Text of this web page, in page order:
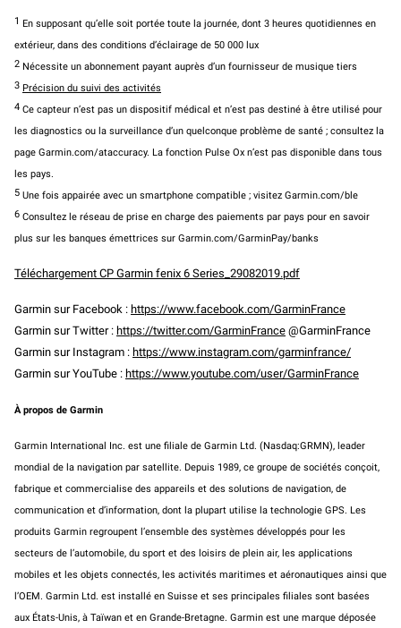
1 En supposant qu’elle soit portée toute la journée, dont 3 heures quotidiennes en
extérieur, dans des conditions d’éclairage de 50 000 lux
2 Nécessite un abonnement payant auprès d’un fournisseur de musique tiers
3 Précision du suivi des activités
4 Ce capteur n’est pas un dispositif médical et n’est pas destiné à être utilisé pour
les diagnostics ou la surveillance d’un quelconque problème de santé ; consultez la
page Garmin.com/ataccuracy. La fonction Pulse Ox n’est pas disponible dans tous
les pays.
5 Une fois appairée avec un smartphone compatible ; visitez Garmin.com/ble
6 Consultez le réseau de prise en charge des paiements par pays pour en savoir
plus sur les banques émettrices sur Garmin.com/GarminPay/banks
Téléchargement CP Garmin fenix 6 Series_29082019.pdf
Garmin sur Facebook : https://www.facebook.com/GarminFrance
Garmin sur Twitter : https://twitter.com/GarminFrance @GarminFrance
Garmin sur Instagram : https://www.instagram.com/garminfrance/
Garmin sur YouTube : https://www.youtube.com/user/GarminFrance
À propos de Garmin
Garmin International Inc. est une filiale de Garmin Ltd. (Nasdaq:GRMN), leader
mondial de la navigation par satellite. Depuis 1989, ce groupe de sociétés conçoit,
fabrique et commercialise des appareils et des solutions de navigation, de
communication et d’information, dont la plupart utilise la technologie GPS. Les
produits Garmin regroupent l’ensemble des systèmes développés pour les
secteurs de l’automobile, du sport et des loisirs de plein air, les applications
mobiles et les objets connectés, les activités maritimes et aéronautiques ainsi que
l’OEM. Garmin Ltd. est installé en Suisse et ses principales filiales sont basées
aux États-Unis, à Taïwan et en Grande-Bretagne. Garmin est une marque déposée